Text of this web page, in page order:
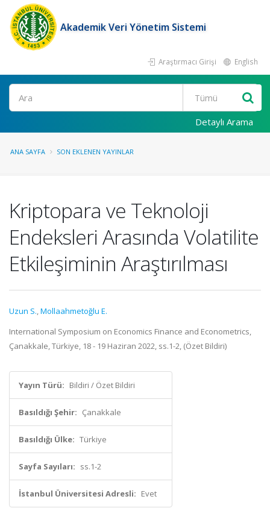
Akademik Veri Yönetim Sistemi
Araştırmacı Girişi English
Ara
Detaylı Arama
ANA SAYFA SON EKLENEN YAYINLAR
Kriptopara ve Teknoloji
Endeksleri Arasında Volatilite
Etkileşiminin Araştırılması
Uzun S.,Mollaahmetoğlu E.
International Symposium on Economics Finance and Econometrics,
Çanakkale, Türkiye, 18 - 19 Haziran 2022, ss.1-2, (Özet Bildiri)
Yayın Türü: Bildiri / Özet Bildiri
Basıldığı Şehir: Çanakkale
Basıldığı Ülke: Türkiye
Sayfa Sayıları: ss.1-2
İstanbul Üniversitesi Adresli: Evet